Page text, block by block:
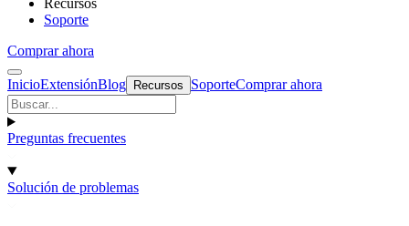
Recursos
Soporte
Comprar ahora
InicioExtensiónBlog Recursos SoporteComprar ahora
Preguntas frecuentes
Solución de problemas